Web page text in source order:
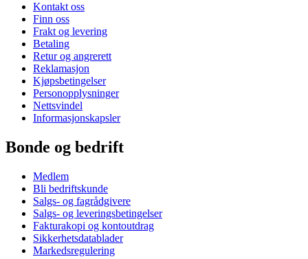
Kontakt oss
Finn oss
Frakt og levering
Betaling
Retur og angrerett
Reklamasjon
Kjøpsbetingelser
Personopplysninger
Nettsvindel
Informasjonskapsler
Bonde og bedrift
Medlem
Bli bedriftskunde
Salgs- og fagrådgivere
Salgs- og leveringsbetingelser
Fakturakopi og kontoutdrag
Sikkerhetsdatablader
Markedsregulering